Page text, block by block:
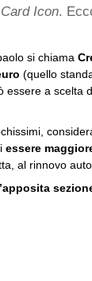
Icon.
si chiama
(quello
essere a scelta
essere
al rinnovo